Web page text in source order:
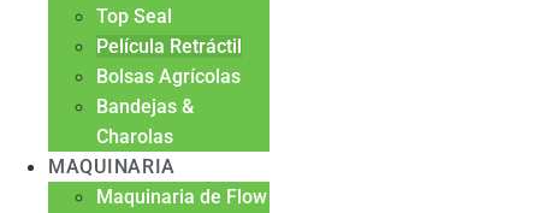
Top Seal
Película Retráctil
Bolsas Agrícolas
Bandejas &
Charolas
MAQUINARIA
Maquinaria de Flow